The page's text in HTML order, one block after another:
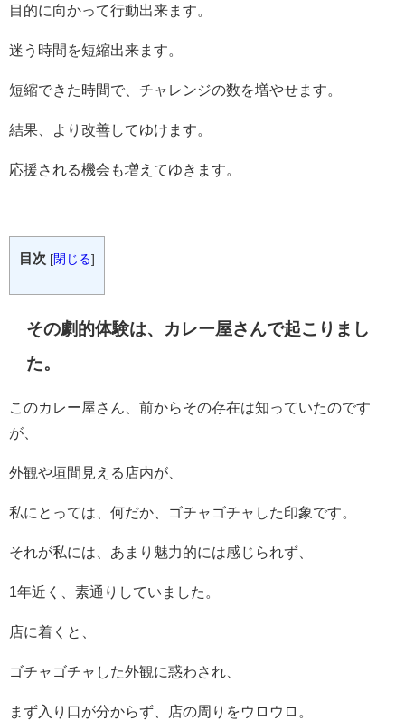
目的に向かって行動出来ます。
迷う時間を短縮出来ます。
短縮できた時間で、チャレンジの数を増やせます。
結果、より改善してゆけます。
応援される機会も増えてゆきます。
目次 [閉じる]
その劇的体験は、カレー屋さんで起こりまし
た。
このカレー屋さん、前からその存在は知っていたのです
が、
外観や垣間見える店内が、
私にとっては、何だか、ゴチャゴチャした印象です。
それが私には、あまり魅力的には感じられず、
1年近く、素通りしていました。
店に着くと、
ゴチャゴチャした外観に惑わされ、
まず入り口が分からず、店の周りをウロウロ。